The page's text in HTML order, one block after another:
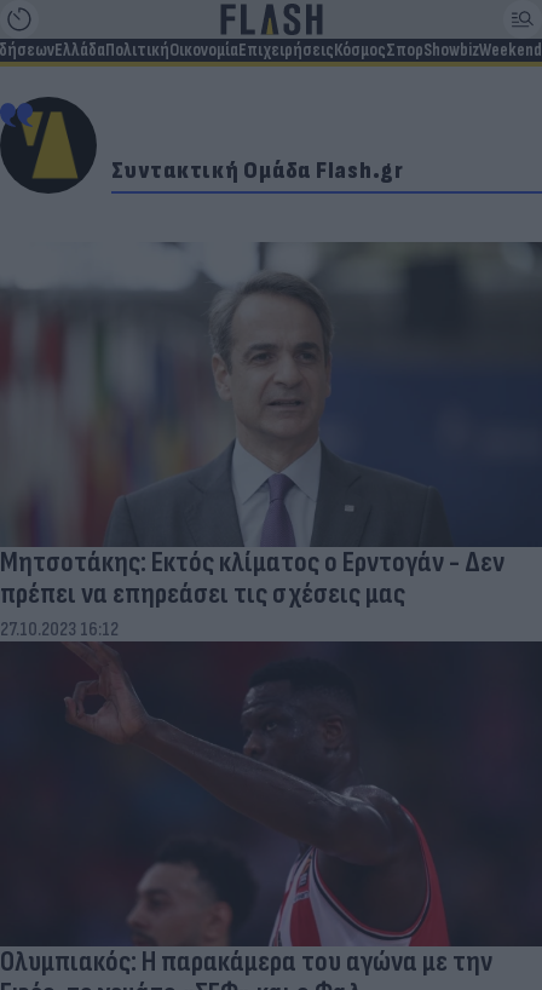
ΕλλάδαΠολιτικήΟικονομίαΕπιχειρήσειςΚόσμοςΣπορShowbizWeekend
Συντακτική Ομάδα Flash.gr
Μητσοτάκης: Εκτός κλίματος ο Ερντογάν - Δεν
πρέπει να επηρεάσει τις σχέσεις μας
27.10.2023 16:12
Ολυμπιακός: Η παρακάμερα του αγώνα με την